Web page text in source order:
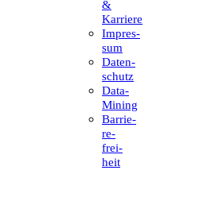
&
Karriere
Impres­
sum
Daten­
schutz
Data-
Mining
Barrie­
re­
frei­
heit